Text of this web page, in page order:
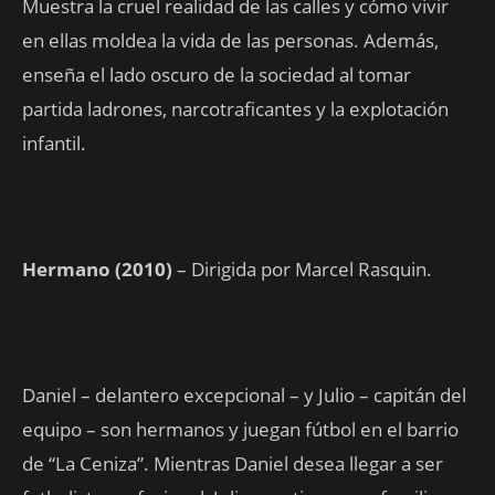
Muestra la cruel realidad de las calles y cómo vivir
en ellas moldea la vida de las personas. Además,
enseña el lado oscuro de la sociedad al tomar
partida ladrones, narcotraficantes y la explotación
infantil.
Hermano (2010) – Dirigida por Marcel Rasquin.
Daniel – delantero excepcional – y Julio – capitán del
equipo – son hermanos y juegan fútbol en el barrio
de “La Ceniza”. Mientras Daniel desea llegar a ser